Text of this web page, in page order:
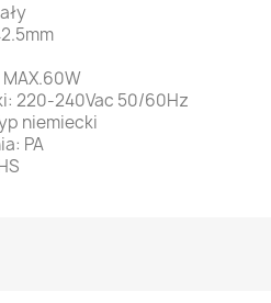
220-240Vac 50/60Hz
niemiecki
PA